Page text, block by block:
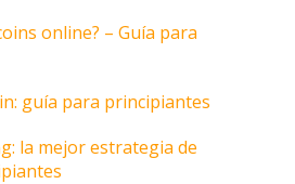
online? – Guía para
guía para principiantes
la mejor estrategia de